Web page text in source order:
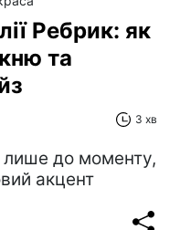
Ребрик: як
та
3 хв
до моменту,
акцент